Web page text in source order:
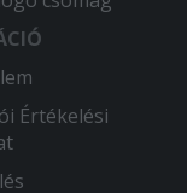
Értékelési